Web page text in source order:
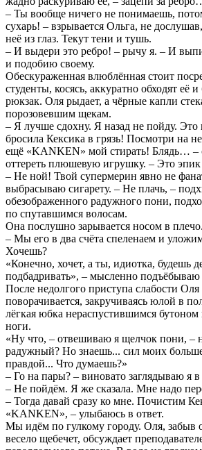
– Ты вообще ничего не понимаешь,
сухарь! – взрывается Ольга, не
неё из глаз. Текут тени и тушь.
– И выдери это ребро! – рычу я. – И
и подобию своему.
Обескураженная влюблённая стоит
студенты, косясь, аккуратно обходят
рюкзак. Оля рыдает, а чёрные капли
порозовевшим щекам.
– Я лучше сдохну. Я назад не пойду. Это
бросила Кексика в грязь! Посмотри на
ещё «KANKEN» мой стирать! Блядь… –
оттереть плюшевую игрушку. – Это
– Не ной! Твой супермерин явно не
выбрасываю сигарету. – Не плачь, –
обезображенного радужного пони,
по спутавшимся волосам.
Она послушно зарывается носом в плечо.
– Мы его в два счёта спеленаем и
Хочешь?
«Конечно, хочет, а ты, идиотка, будешь
подбадривать», – мысленно подъёбываю
После недолгого приступа слабости Оля
поворачивается, закручиваясь юлой в
лёгкая юбка нераспустившимся
ноги.
«Ну что, – отвешиваю я щелчок пони, –
радужный? Но знаешь... сил моих
правдой... Что думаешь?»
– Го на пары? – виновато заглядываю я
– Не пойдём. Я же сказала. Мне надо
– Тогда давай сразу ко мне. Почистим
«KANKEN», – улыбаюсь в ответ.
Мы идём по гулкому городу. Оля, забыв
весело щебечет, обсуждает